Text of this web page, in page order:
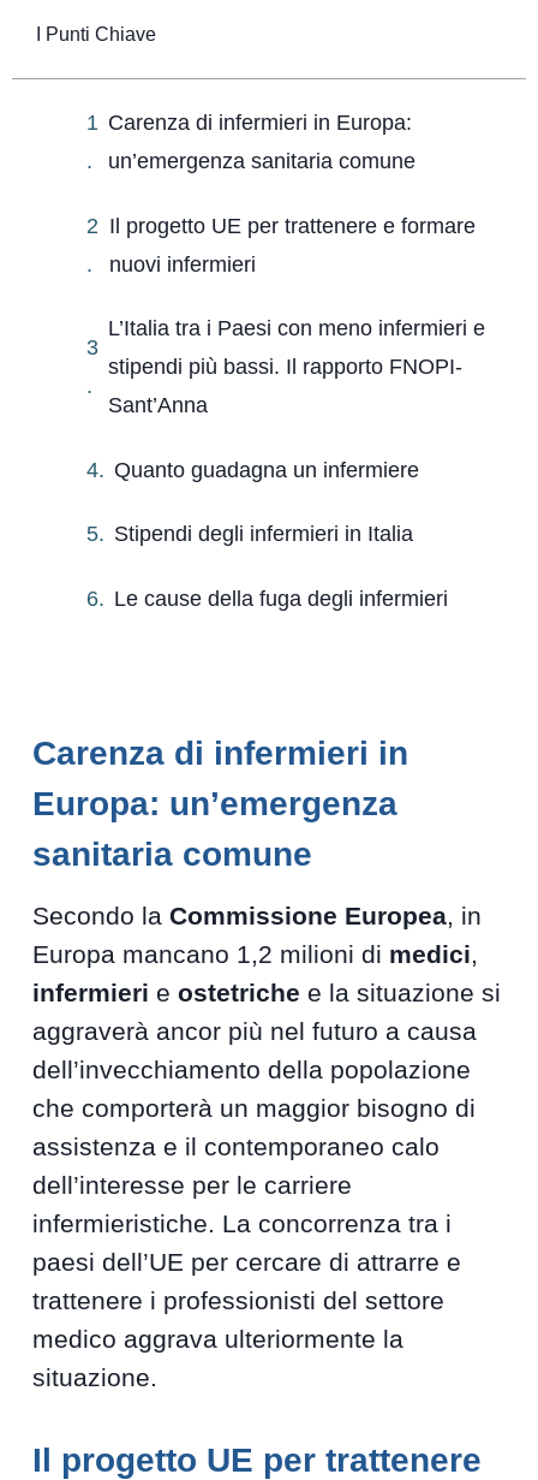
I Punti Chiave
Carenza di infermieri in Europa:
un’emergenza sanitaria comune
Il progetto UE per trattenere e formare
nuovi infermieri
L’Italia tra i Paesi con meno infermieri e
stipendi più bassi. Il rapporto FNOPI-
Sant’Anna
Quanto guadagna un infermiere
Stipendi degli infermieri in Italia
Le cause della fuga degli infermieri
Carenza di infermieri in
Europa: un’emergenza
sanitaria comune
Secondo laCommissione Europea , in
Europa mancano 1,2 milioni di medici
infermieri eostetriche e la situazione si
aggraverà ancor più nel futuro a causa
dell’invecchiamento della popolazione
che comporterà un maggior bisogno di
assistenza e il contemporaneo calo
dell’interesse per le carriere
infermieristiche. La concorrenza tra i
paesi dell’UE per cercare di attrarre e
trattenere i professionisti del settore
medico aggrava ulteriormente la
situazione.
Il progetto UE per trattenere